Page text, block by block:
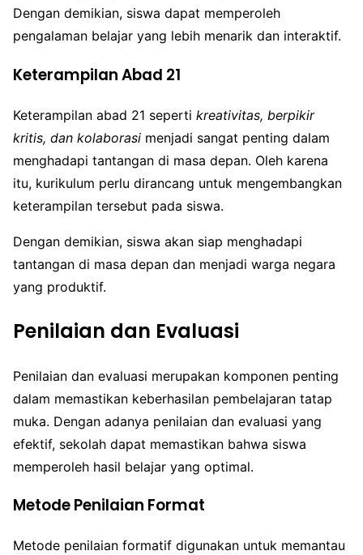
Dengan demikian, siswa dapat memperoleh
pengalaman belajar yang lebih menarik dan interaktif.
Keterampilan Abad 21
Keterampilan abad 21 seperti kreativitas, berpikir
kritis, dan kolaborasi menjadi sangat penting dalam
menghadapi tantangan di masa depan. Oleh karena
itu, kurikulum perlu dirancang untuk mengembangkan
keterampilan tersebut pada siswa.
Dengan demikian, siswa akan siap menghadapi
tantangan di masa depan dan menjadi warga negara
yang produktif.
Penilaian dan Evaluasi
Penilaian dan evaluasi merupakan komponen penting
dalam memastikan keberhasilan pembelajaran tatap
muka. Dengan adanya penilaian dan evaluasi yang
efektif, sekolah dapat memastikan bahwa siswa
memperoleh hasil belajar yang optimal.
Metode Penilaian Format
Metode penilaian formatif digunakan untuk memantau